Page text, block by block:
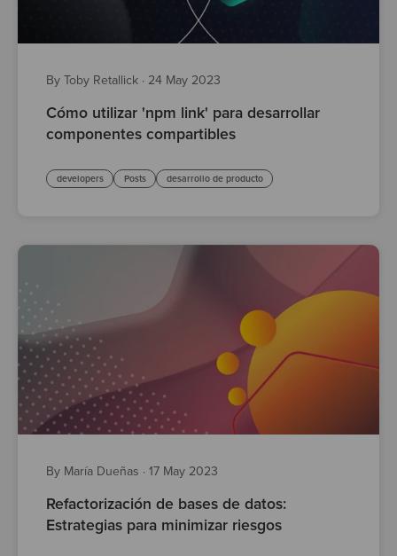
By Toby Retallick · 24 May 2023
Cómo utilizar 'npm link' para desarrollar
componentes compartibles
developers Posts desarrollo de producto
By María Dueñas · 17 May 2023
Refactorización de bases de datos:
Estrategias para minimizar riesgos